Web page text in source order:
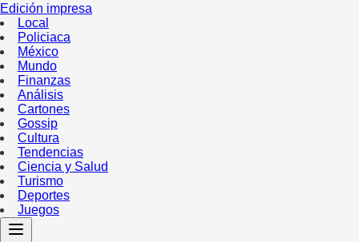
Edición impresa
Local
Policiaca
México
Mundo
Finanzas
Análisis
Cartones
Gossip
Cultura
Tendencias
Ciencia y Salud
Turismo
Deportes
Juegos